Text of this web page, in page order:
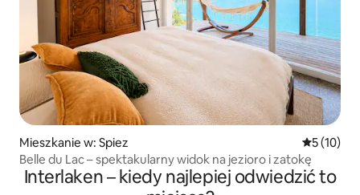
Mieszkanie w: Spiez Średnia
5 (10)
Belle du Lac – spektakularny widok na jezioro i zatokę
Interlaken – kiedy najlepiej odwiedzić to